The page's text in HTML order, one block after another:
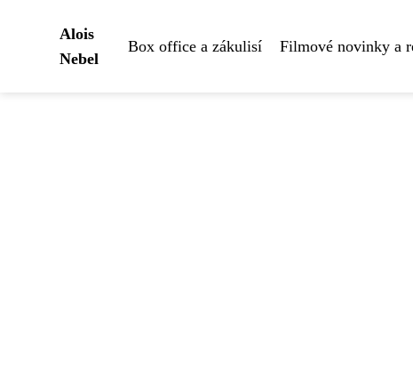
Alois
Nebel
Box office a zákulisí Filmové novinky a